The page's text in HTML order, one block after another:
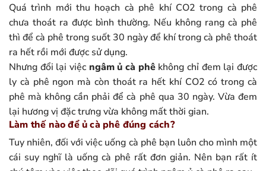
Quá trình mới thu hoạch cà phê khí CO2 trong cà phê
chưa thoát ra được bình thường. Nếu không rang cà phê
thì để cà phê trong suốt 30 ngày để khí trong cà phê thoát
ra hết rồi mới được sử dụng.
Nhưng đổi lại việc ngâm ủ cà phêkhông chỉ đem lại được
ly cà phê ngon mà còn thoát ra hết khí CO2 có trong cà
phê mà không cần phải để cà phê qua 30 ngày. Vừa đem
lại hương vị đặc trưng vừa không mất thời gian.
Làm thế nào để ủ cà phê đúng cách?
Tuy nhiên, đối với việc uống cà phê bạn luôn cho mình một
cái suy nghĩ là uống cà phê rất đơn giản. Nên bạn rất ít